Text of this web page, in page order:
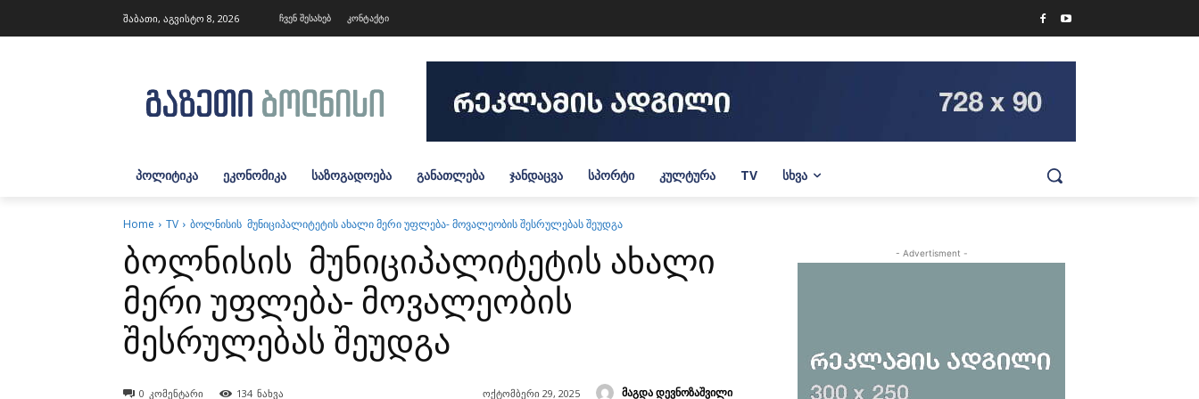
შაბათი, აგვისტო 8, 2026 ჩვენ შესახებ კონტაქტი
ᲞᲝᲚᲘᲢᲘᲙᲐ ᲔᲙᲝᲜᲝᲛᲘᲙᲐ ᲡᲐᲖᲝᲒᲐᲓᲝᲔᲑᲐ ᲒᲐᲜᲐᲗᲚᲔᲑᲐ ᲯᲐᲜᲓᲐᲪᲕᲐ ᲡᲞᲝᲠᲢᲘ ᲙᲣᲚᲢᲣᲠᲐ TV ᲡᲮᲕᲐ
Home TV ბოლნისის მუნიციპალიტეტის ახალი მერი უფლება- მოვალეობის შესრულებას შეუდგა
ბოლნისის მუნიციპალიტეტის ახალი
მერი უფლება- მოვალეობის
შესრულებას შეუდგა
მაგდა დევნოზაშვილი
ოქტომბერი 29, 2025
0 კომენტარი 134 ნახვა
- Advertisment -